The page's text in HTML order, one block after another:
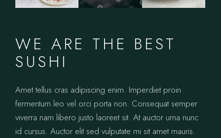
WE ARE THE BEST
SUSHI
Amet tellus cras adipiscing enim. Imperdiet proin
fermentum leo vel orci porta non. Consequat semper
viverra nam libero justo laoreet sit. At auctor urna nunc
id cursus. Auctor elit sed vulputate mi sit amet mauris.